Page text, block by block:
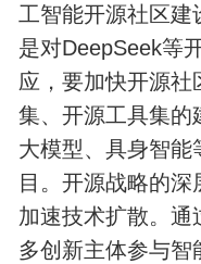
工智能开源社区建
是对DeepSeek等
应，要加快开源社
集、开源工具集的
大模型、具身智能
目。开源战略的深
加速技术扩散。通
多创新主体参与智